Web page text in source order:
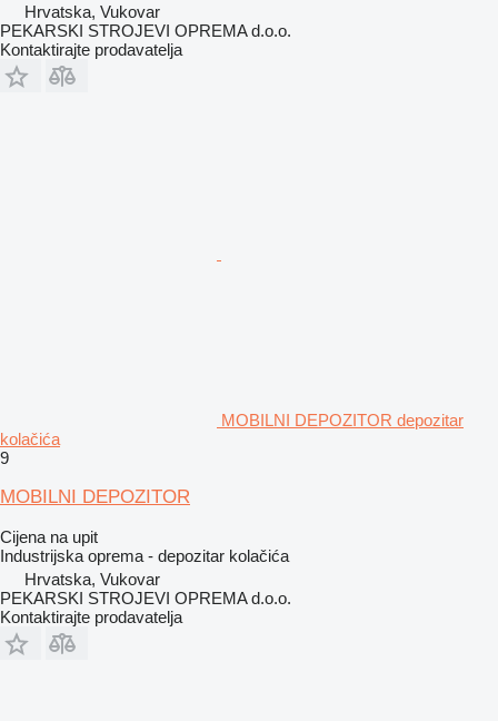
Hrvatska, Vukovar
PEKARSKI STROJEVI OPREMA d.o.o.
Kontaktirajte prodavatelja
MOBILNI DEPOZITOR depozitar
kolačića
9
MOBILNI DEPOZITOR
Cijena na upit
Industrijska oprema - depozitar kolačića
Hrvatska, Vukovar
PEKARSKI STROJEVI OPREMA d.o.o.
Kontaktirajte prodavatelja